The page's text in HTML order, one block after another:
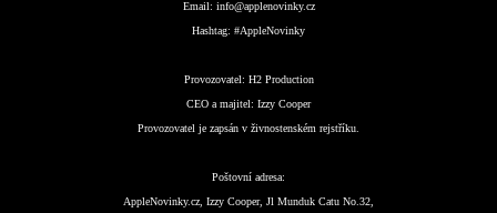
Email: info@applenovinky.cz
Hashtag: #AppleNovinky
Provozovatel: H2 Production
CEO a majitel: Izzy Cooper
Provozovatel je zapsán v živnostenském rejstříku.
Poštovní adresa:
AppleNovinky.cz, Izzy Cooper, Jl Munduk Catu No.32,